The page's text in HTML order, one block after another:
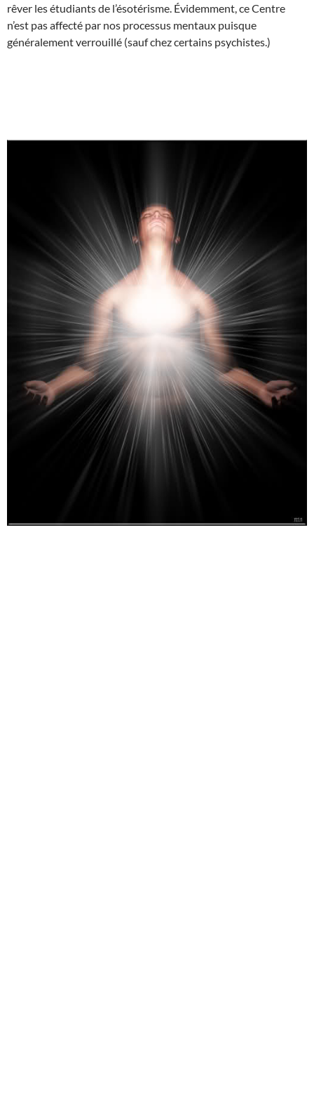
rêver les étudiants de l’ésotérisme. Évidemment, ce Centre
n’est pas affecté par nos processus mentaux puisque
généralement verrouillé (sauf chez certains psychistes.)